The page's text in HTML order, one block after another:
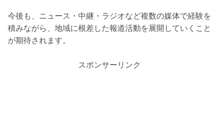
今後も、ニュース・中継・ラジオなど複数の媒体で経験を
積みながら、地域に根差した報道活動を展開していくこと
が期待されます。
スポンサーリンク